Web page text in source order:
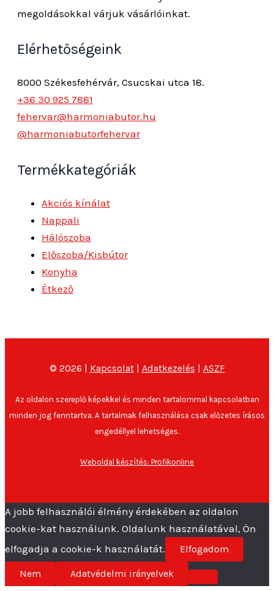
megoldásokkal várjuk vásárlóinkat.
Elérhetőségeink
8000 Székesfehérvár, Csucskai utca 18.
+36 30 925 7881
fehervar@harmoniabutor.hu
@harmoniabutorfehervar
Termékkategóriák
Akciós kínálat
Nappali
Hálószoba
Előszoba/Kisbútor
Konyha
Étkező
© 2026 | Kapcsolat| Adatkezelés | ASZF
Az oldalon szereplő képekkel és minden tartalommal kapcsolatban
minden jog fenntartva. A tartalmak felhasználása csak előzetes írásos
engedéllyel lehetséges.
Weboldal készítés: Profikonline
A jobb felhasználói élmény érdekében az oldalon
cookie-kat használunk. Oldalunk használatával, Ön
elfogadja a cookie-k használatát.
Elfogadom
Nem Adatvédelmi irányelvek